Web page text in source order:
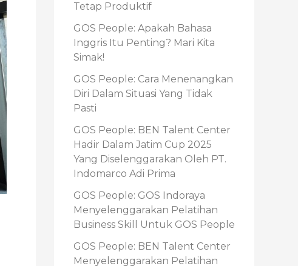
r
:
Tetap Produktif
GOS People: Apakah Bahasa
Inggris Itu Penting? Mari Kita
Simak!
GOS People: Cara Menenangkan
Diri Dalam Situasi Yang Tidak
Pasti
GOS People: BEN Talent Center
Hadir Dalam Jatim Cup 2025
Yang Diselenggarakan Oleh PT.
Indomarco Adi Prima
GOS People: GOS Indoraya
Menyelenggarakan Pelatihan
Business Skill Untuk GOS People
GOS People: BEN Talent Center
Menyelenggarakan Pelatihan